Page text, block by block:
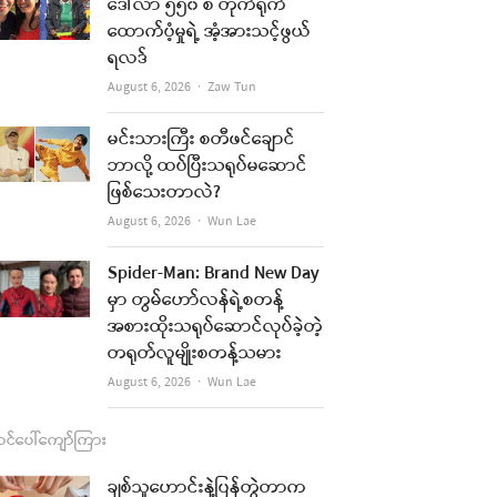
o
g
m
b
e
ထောက်ပံ့မှုရဲ့ အံ့အားသင့်ဖွယ်
ရလဒ်
August 6, 2026 Author
Zaw Tun
မင်းသားကြီး စတီဖင်ချောင်
ဘာလို့ ထပ်ပြီးသရုပ်မဆောင်
ဖြစ်သေးတာလဲ?
August 6, 2026 Author
Wun Lae
Spider-Man: Brand New Day
မှာ တွမ်ဟော်လန်ရဲ့စတန့်
အစားထိုးသရုပ်ဆောင်လုပ်ခဲ့တဲ့
တရုတ်လူမျိုးစတန့်သမား
August 6, 2026 Author
Wun Lae
ပေါ်ကျော်ကြား
ချစ်သူဟောင်းနဲ့ပြန်တွဲတာက